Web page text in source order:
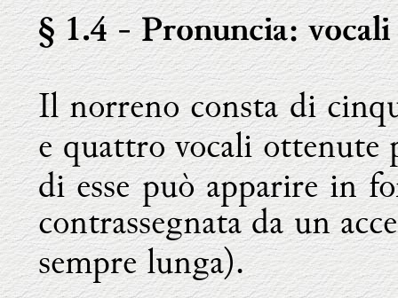
§ 1.4- Pronuncia:
Il norreno consta di
e quattro vocali
di esse può apparire in
contrassegnata da un
sempre lunga).